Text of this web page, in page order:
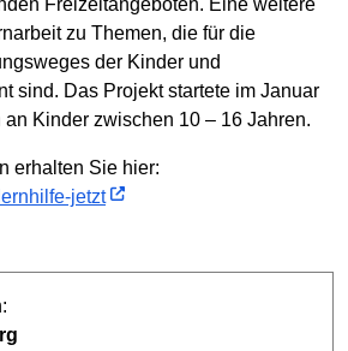
zu Themen, die für die
der Kinder und
sind. Das Projekt startete im Januar
Kinder zwischen 10 – 16 Jahren.
erhalten Sie hier:
jetzt